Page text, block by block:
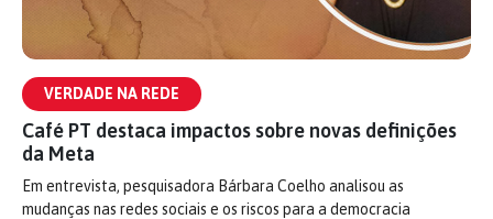
VERDADE NA REDE
Café PT destaca impactos sobre novas definições
da Meta
Em entrevista, pesquisadora Bárbara Coelho analisou as
mudanças nas redes sociais e os riscos para a democracia